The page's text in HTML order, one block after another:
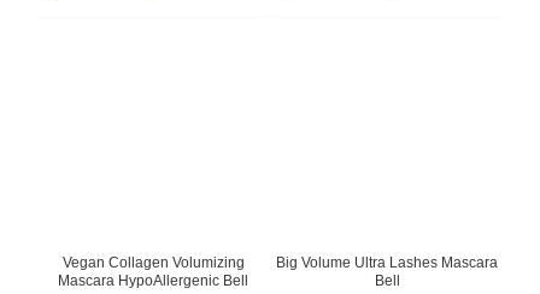
Vegan Collagen Volumizing
Mascara HypoAllergenic Bell
Big Volume Ultra Lashes Mascara
Bell